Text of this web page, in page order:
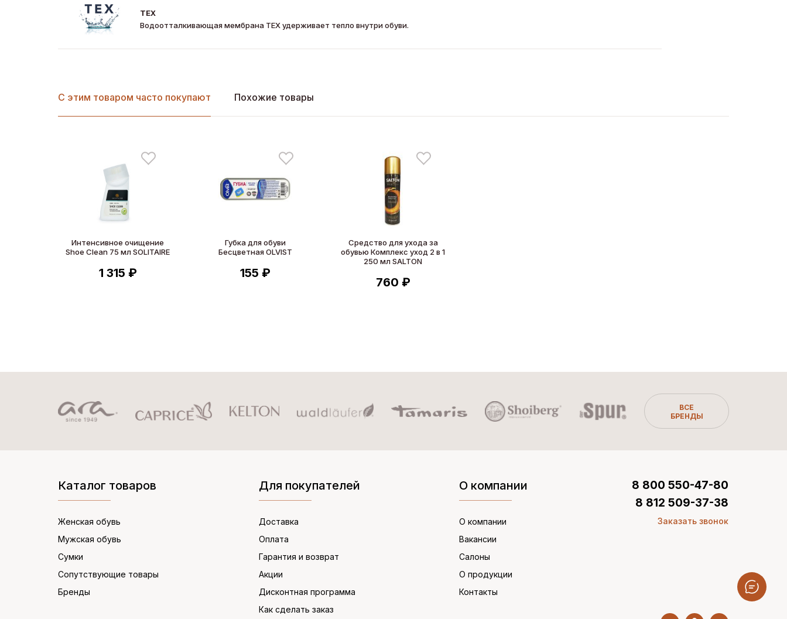
TEX
Водоотталкивающая мембрана TEX удерживает тепло внутри обуви.
С этим товаром часто покупают Похожие товары
Интенсивное очищение
Shoe Clean 75 мл SOLITAIRE
1 315 ₽
Губка для обуви
Бесцветная OLVIST
155 ₽
Средство для ухода за
обувью Комплекс уход 2 в 1
250 мл SALTON
760 ₽
ВСЕ
БРЕНДЫ
Каталог товаров
Женская обувь
Мужская обувь
Сумки
Сопутствующие товары
Бренды
Для покупателей
Доставка
Оплата
Гарантия и возврат
Акции
Дисконтная программа
Как сделать заказ
О компании
О компании
Вакансии
Салоны
О продукции
Контакты
8 800 550-47-80
8 812 509-37-38
Заказать звонок